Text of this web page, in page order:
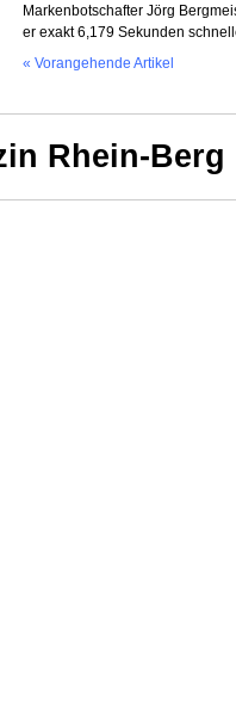
Markenbotschafter Jörg
er exakt 6,179 Sekunden
« Vorangehende Artikel
Rhein-Berg